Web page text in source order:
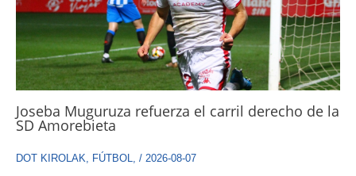
Joseba Muguruza refuerza el carril derecho de la
SD Amorebieta
DOT KIROLAK, FÚTBOL, / 2026-08-07